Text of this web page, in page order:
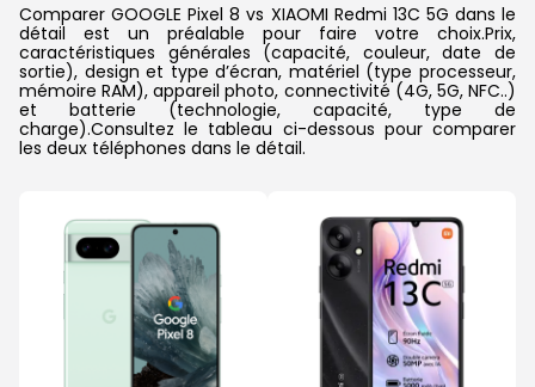
Comparer GOOGLE Pixel 8 vs XIAOMI Redmi 13C 5G dans le
détail est un préalable pour faire votre choix.Prix,
caractéristiques générales (capacité, couleur, date de
sortie), design et type d’écran, matériel (type processeur,
mémoire RAM), appareil photo, connectivité (4G, 5G, NFC..)
et batterie (technologie, capacité, type de
charge).Consultez le tableau ci-dessous pour comparer
les deux téléphones dans le détail.